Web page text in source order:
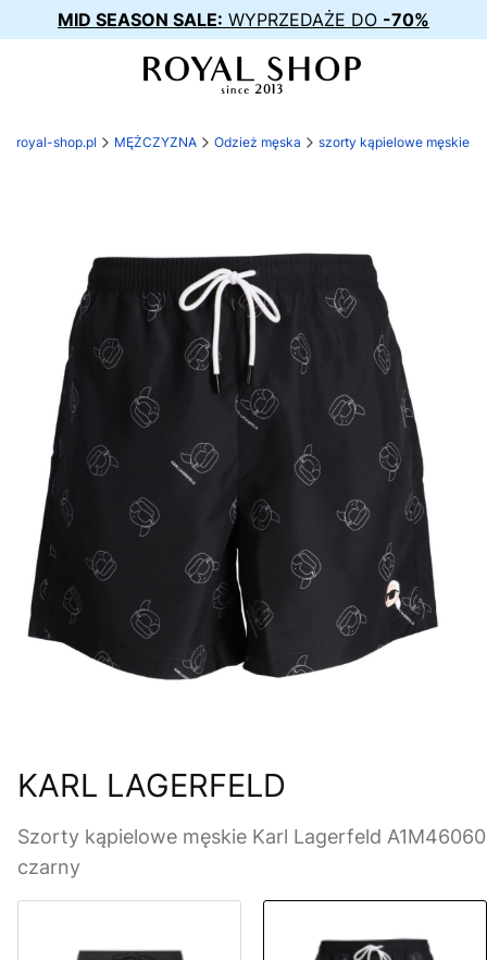
MID SEASON SALE: WYPRZEDAŻE DO -70%
royal-shop.pl MĘŻCZYZNA Odzież męska szorty kąpielowe męskie
KARL LAGERFELD
Szorty kąpielowe męskie Karl Lagerfeld A1M46060
czarny